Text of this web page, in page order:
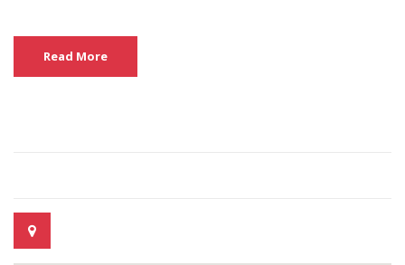
Read More